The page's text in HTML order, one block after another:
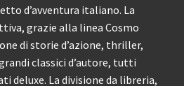
d’avventura italiano. La
grazie alla linea Cosmo
di storie d’azione, thriller,
classici d’autore, tutti
deluxe. La divisione da libreria,